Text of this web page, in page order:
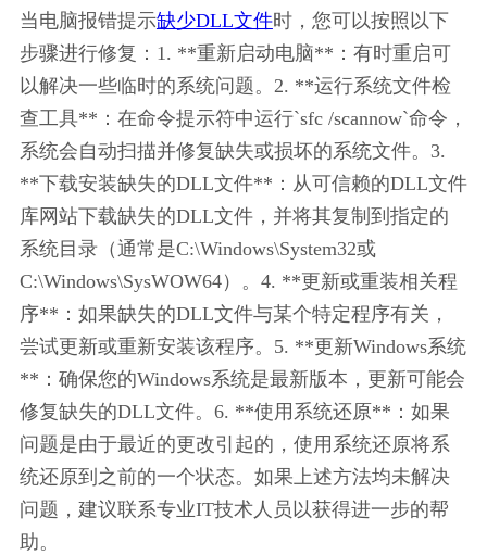
当电脑报错提示缺少DLL文件时，您可以按照以下
步骤进行修复：1. **重新启动电脑**：有时重启可
以解决一些临时的系统问题。2. **运行系统文件检
查工具**：在命令提示符中运行`sfc /scannow`命令，
系统会自动扫描并修复缺失或损坏的系统文件。3.
**下载安装缺失的DLL文件**：从可信赖的DLL文件
库网站下载缺失的DLL文件，并将其复制到指定的
系统目录（通常是C:\Windows\System32或
C:\Windows\SysWOW64）。4. **更新或重装相关程
序**：如果缺失的DLL文件与某个特定程序有关，
尝试更新或重新安装该程序。5. **更新Windows系统
**：确保您的Windows系统是最新版本，更新可能会
修复缺失的DLL文件。6. **使用系统还原**：如果
问题是由于最近的更改引起的，使用系统还原将系
统还原到之前的一个状态。如果上述方法均未解决
问题，建议联系专业IT技术人员以获得进一步的帮
助。